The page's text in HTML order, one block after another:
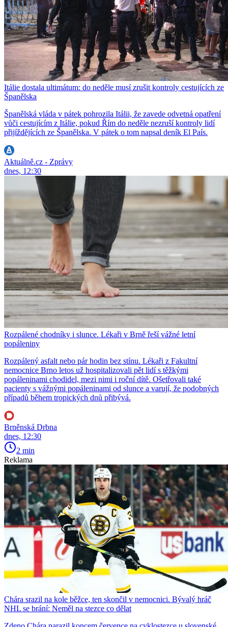
Itálie dostala ultimátum: do neděle musí zrušit kontroly cestujících ze
Španělska
Španělská vláda v pátek pohrozila Itálii, že zavede odvetná opatření
vůči cestujícím z Itálie, pokud Řím do neděle nezruší kontroly lidí
přijíždějících ze Španělska. V pátek o tom napsal deník El País.
Aktuálně.cz - Zprávy
dnes, 12:30
Rozpálené chodníky i slunce. Lékaři v Brně řeší vážné letní
popáleniny
Rozpálený asfalt nebo pár hodin bez stínu. Lékaři z Fakultní
nemocnice Brno letos už hospitalizovali pět lidí s těžkými
popáleninami chodidel, mezi nimi i roční dítě. Ošetřovali také
pacienty s vážnými popáleninami od slunce a varují, že podobných
případů během tropických dnů přibývá.
Brněnská Drbna
dnes, 12:30
2 min
Reklama
Chára srazil na kole běžce, ten skončil v nemocnici. Bývalý hráč
NHL se brání: Neměl na stezce co dělat